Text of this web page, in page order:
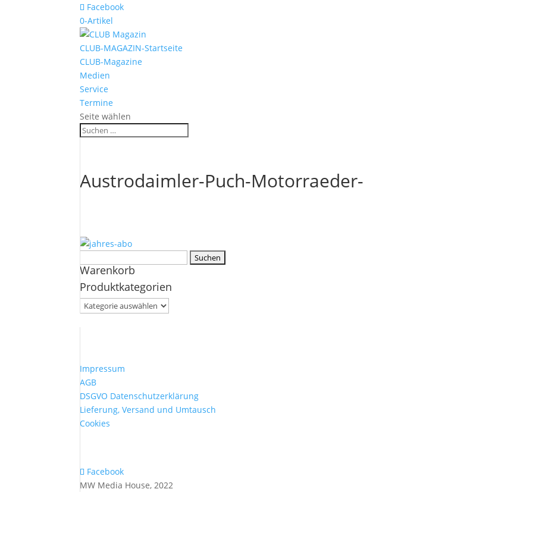
Facebook
0-Artikel
CLUB-MAGAZIN-Startseite
CLUB-Magazine
Medien
Service
Termine
Seite wählen
Austrodaimler-Puch-Motorraeder-
nach:
Warenkorb
Produktkategorien
Impressum
AGB
DSGVO Datenschutzerklärung
Lieferung, Versand und Umtausch
Cookies
Facebook
MW Media House, 2022